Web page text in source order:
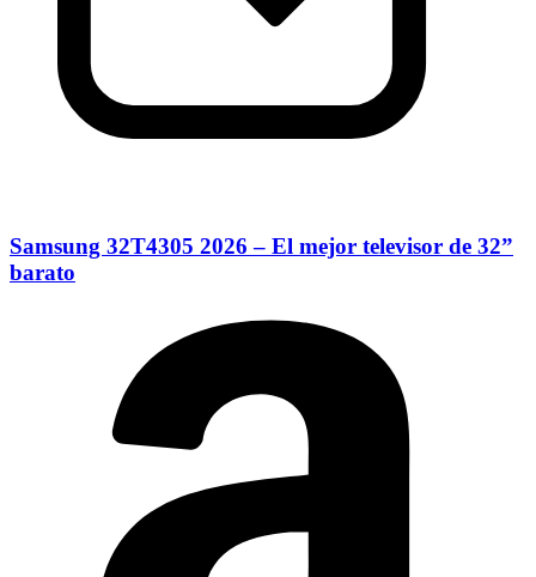
Samsung 32T4305 2026 – El mejor televisor de 32”
barato